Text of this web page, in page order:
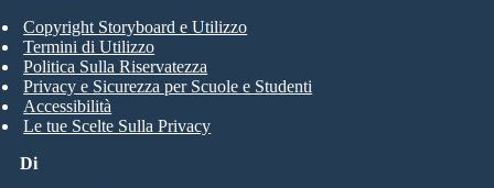
Di
Copyright Storyboard e Utilizzo
Termini di Utilizzo
Politica Sulla Riservatezza
Privacy e Sicurezza per Scuole e Studenti
Accessibilità
Le tue Scelte Sulla Privacy